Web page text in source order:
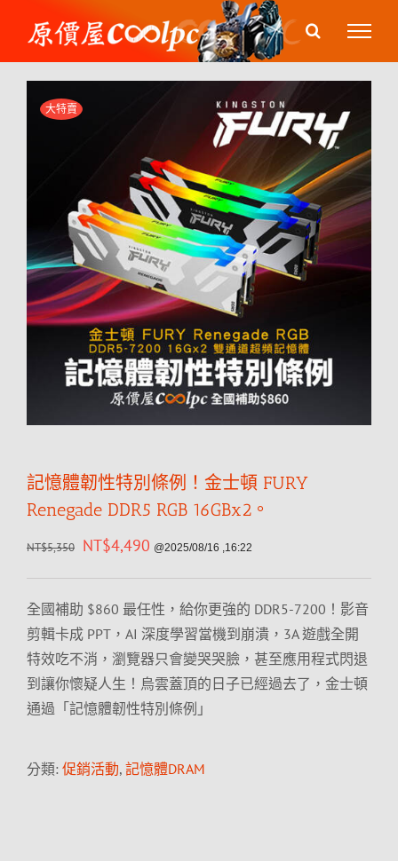
content
大特賣
記憶體韌性特別條例！金士頓 FURY
Renegade DDR5 RGB 16GBx2。
NT$5,350 NT$4,490 @2025/08/16 ,16:22
全國補助 $860 最任性，給你更強的 DDR5-7200！影音
剪輯卡成 PPT，AI 深度學習當機到崩潰，3A 遊戲全開
特效吃不消，瀏覽器只會變哭哭臉，甚至應用程式閃退
到讓你懷疑人生！烏雲蓋頂的日子已經過去了，金士頓
通過「記憶體韌性特別條例」
分類: 促銷活動, 記憶體DRAM